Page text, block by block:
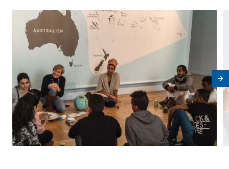
View image in modal